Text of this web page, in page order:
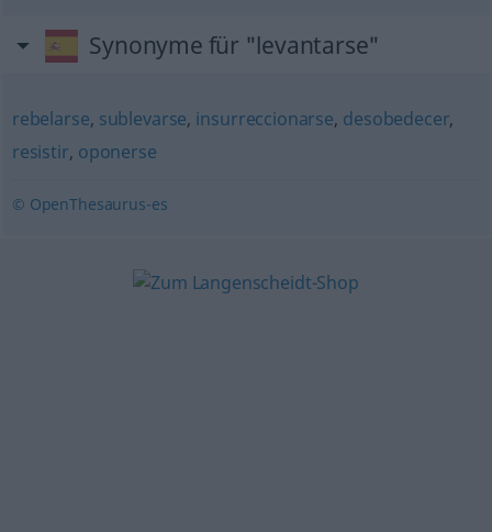
Synonyme für "levantarse"
rebelarse, sublevarse, insurreccionarse, desobedecer,
resistir, oponerse
© OpenThesaurus-es